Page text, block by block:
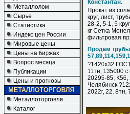
Металлолом
Сырье
Статистика
Индекс цен России
Мировые цены
Цены на биржах
Вопрос месяца
Публикации
Цены и прогнозы
МЕТАЛЛОТОРГОВЛЯ
Металлоторговля
Каталог
Константан.
Прокат из
круг, лист,
28-2, 5-1, 5
кг Сетка
фильтровая
Продам
?1420х32
11тн, 135000
20295-85, К56,
Челябинск
2022г, 22, 8тн,